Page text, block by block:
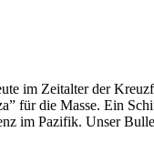
im Zeitalter der
für die Masse. Ein
im Pazifik. Unser